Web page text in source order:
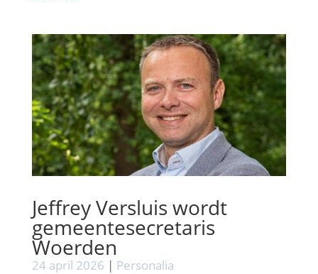
Jeffrey Versluis wordt
gemeentesecretaris
Woerden
24 april 2026 | Personalia